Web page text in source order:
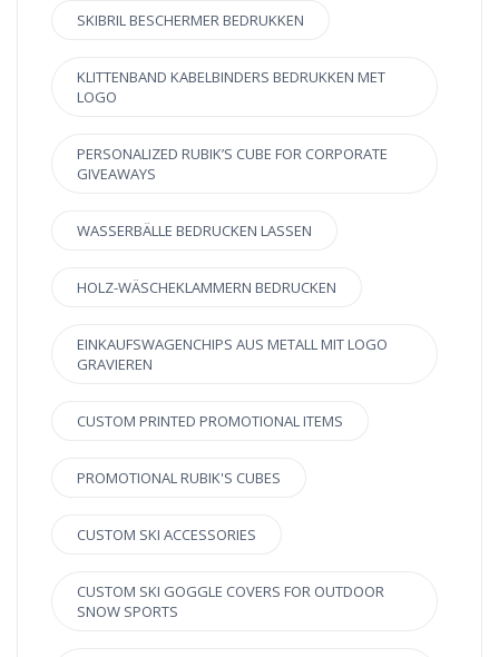
SKIBRIL BESCHERMER BEDRUKKEN
KLITTENBAND KABELBINDERS BEDRUKKEN MET
LOGO
PERSONALIZED RUBIK’S CUBE FOR CORPORATE
GIVEAWAYS
WASSERBÄLLE BEDRUCKEN LASSEN
HOLZ-WÄSCHEKLAMMERN BEDRUCKEN
EINKAUFSWAGENCHIPS AUS METALL MIT LOGO
GRAVIEREN
CUSTOM PRINTED PROMOTIONAL ITEMS
PROMOTIONAL RUBIK'S CUBES
CUSTOM SKI ACCESSORIES
CUSTOM SKI GOGGLE COVERS FOR OUTDOOR
SNOW SPORTS